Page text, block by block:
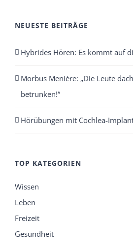
NEUESTE BEITRÄGE
Hybrides Hören: Es kommt auf
Morbus Menière: „Die Leute
betrunken!“
Hörübungen mit Cochlea-
TOP KATEGORIEN
Wissen
Leben
Freizeit
Gesundheit